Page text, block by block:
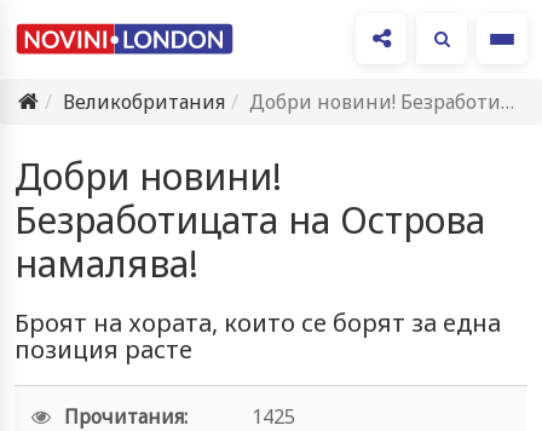
Великобритания
Добри новини! Безработицата на Острова намалява!
Добри новини!
Безработицата на Острова
намалява!
Броят на хората, които се борят за една
позиция расте
Прочитания:
1425